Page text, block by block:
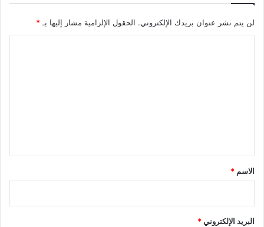
لن يتم نشر عنوان بريدك الإلكتروني. الحقول الإلزامية مشار إليها بـ *
*
الاسم *
البريد الإلكتروني*